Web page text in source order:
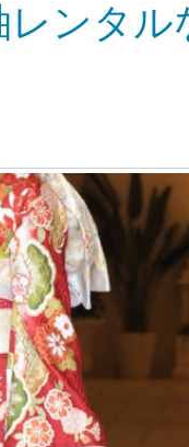
ンタ